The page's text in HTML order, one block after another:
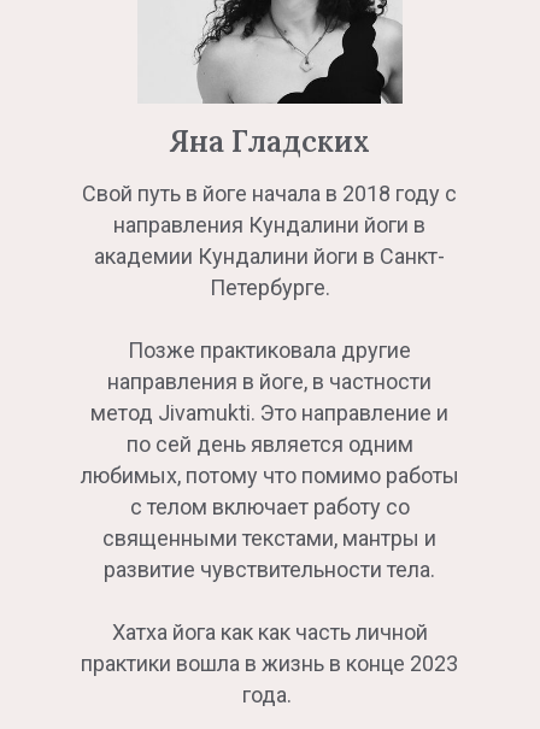
Яна Гладских
Свой путь в йоге начала в 2018 году с
направления Кундалини йоги в
академии Кундалини йоги в Санкт-
Петербурге.
Позже практиковала другие
направления в йоге, в частности
метод Jivamukti. Это направление и
по сей день является одним
любимых, потому что помимо работы
с телом включает работу со
священными текстами, мантры и
развитие чувствительности тела.
Хатха йога как как часть личной
практики вошла в жизнь в конце 2023
года.